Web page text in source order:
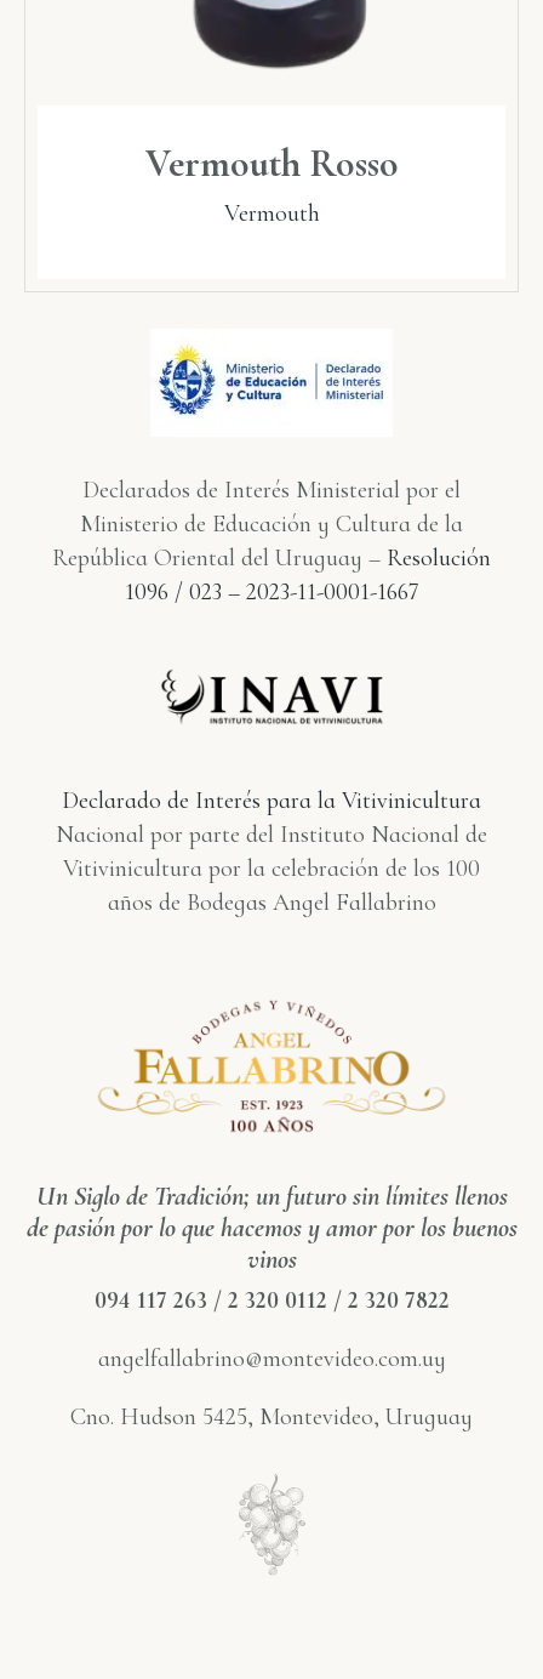
Vermouth Rosso
Vermouth
Declarados de Interés Ministerial por el
Ministerio de Educación y Cultura de la
República Oriental del Uruguay – Resolución
1096 / 023 – 2023-11-0001-1667
Declarado de Interés para la Vitivinicultura
Nacional por parte del Instituto Nacional de
Vitivinicultura por la celebración de los 100
años de Bodegas Angel Fallabrino
Un Siglo de Tradición; un futuro sin límites llenos
de pasión por lo que hacemos y amor por los buenos
vinos
094 117 263 / 2 320 0112 / 2 320 7822
angelfallabrino@montevideo.com.uy
Cno. Hudson 5425, Montevideo, Uruguay